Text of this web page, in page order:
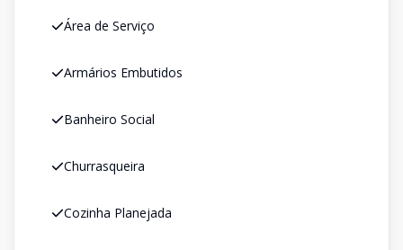
Área de Serviço
Armários Embutidos
Banheiro Social
Churrasqueira
Cozinha Planejada